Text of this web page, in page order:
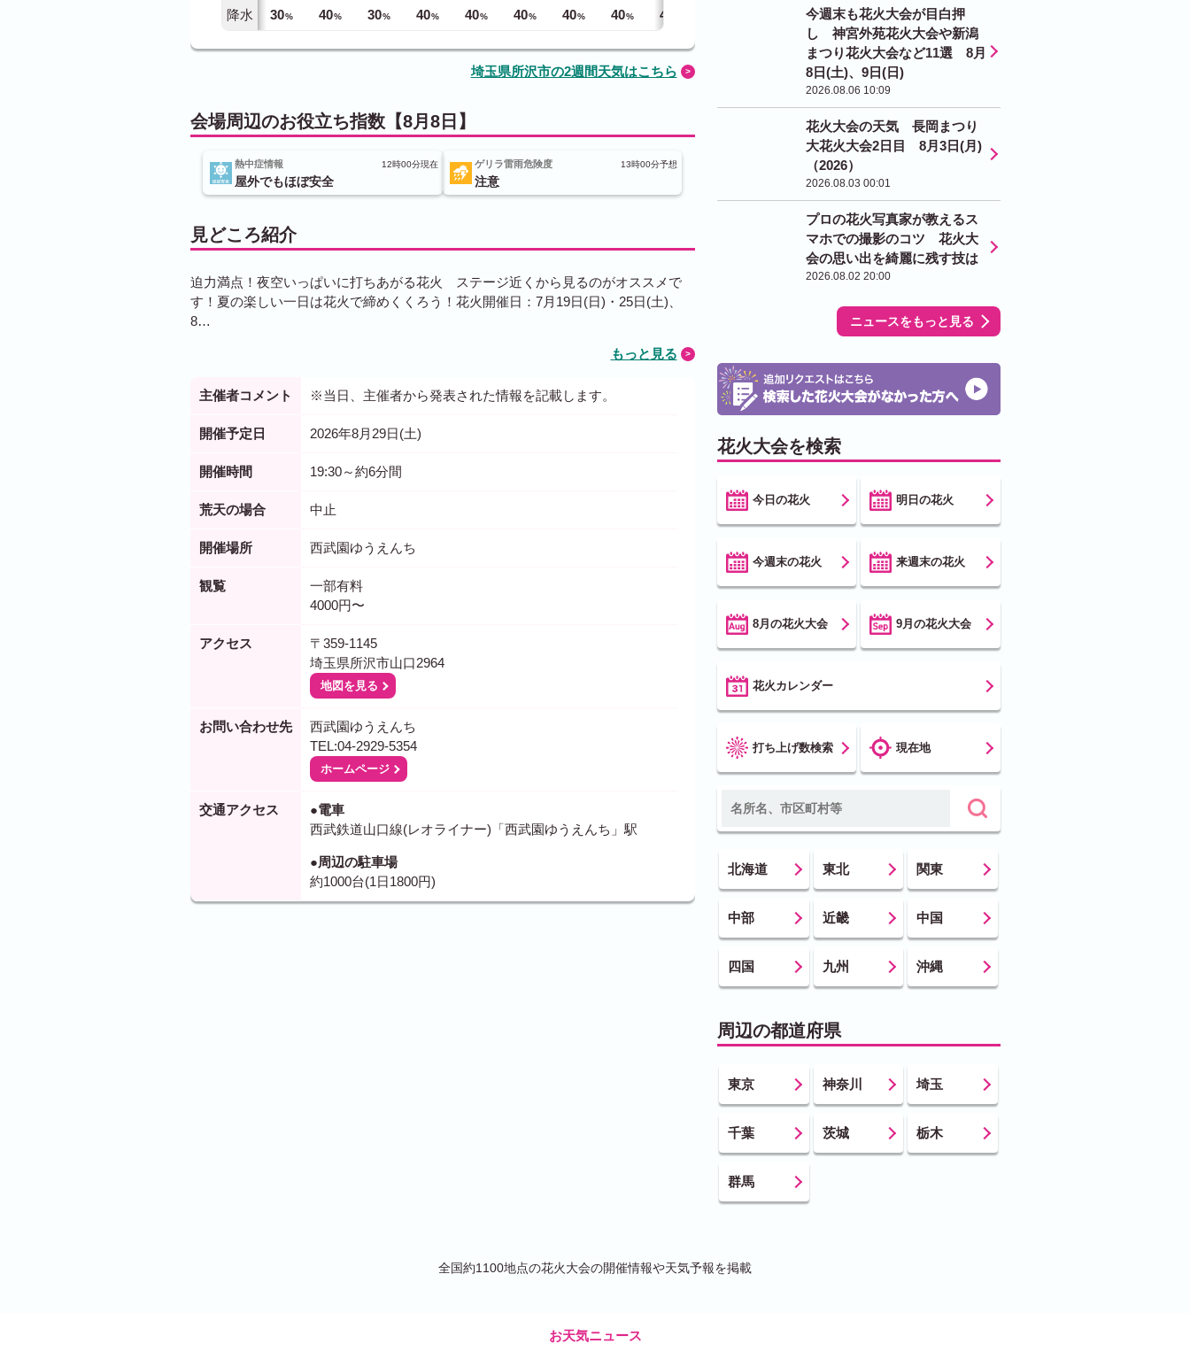
降水
30% 40% 30% 40% 40% 40% 40% 40% 40
埼玉県所沢市の2週間天気はこちら
会場周辺のお役立ち指数【8月8日】
熱中症情報 12時00分現在
屋外でもほぼ安全
ゲリラ雷雨危険度 13時00分予想
注意
見どころ紹介
迫力満点！夜空いっぱいに打ちあがる花火 ステージ近くから見るのがオススメで
す！夏の楽しい一日は花火で締めくくろう！花火開催日：7月19日(日)・25日(土)、
8…
もっと見る
主催者コメント ※当日、主催者から発表された情報を記載します。
開催予定日 2026年8月29日(土)
開催時間 19:30～約6分間
荒天の場合 中止
開催場所 西武園ゆうえんち
観覧
一部有料
4000円〜
アクセス
〒359-1145
埼玉県所沢市山口2964
地図を見る
お問い合わせ先
西武園ゆうえんち
TEL:04-2929-5354
ホームページ
交通アクセス
●電車
西武鉄道山口線(レオライナー)「西武園ゆうえんち」駅
●周辺の駐車場
約1000台(1日1800円)
今週末も花火大会が目白押
し 神宮外苑花火大会や新潟
まつり花火大会など11選 8月
8日(土)、9日(日)
2026.08.06 10:09
花火大会の天気 長岡まつり
大花火大会2日目 8月3日(月)
（2026）
2026.08.03 00:01
プロの花火写真家が教えるス
マホでの撮影のコツ 花火大
会の思い出を綺麗に残す技は
2026.08.02 20:00
ニュースをもっと見る
花火大会を検索
今日の花火 明日の花火
今週末の花火 来週末の花火
8月の花火大会 9月の花火大会
花火カレンダー
打ち上げ数検索 現在地
北海道 東北 関東
中部 近畿 中国
四国 九州 沖縄
周辺の都道府県
東京 神奈川 埼玉
千葉 茨城 栃木
群馬
全国約1100地点の花火大会の開催情報や天気予報を掲載
お天気ニュース